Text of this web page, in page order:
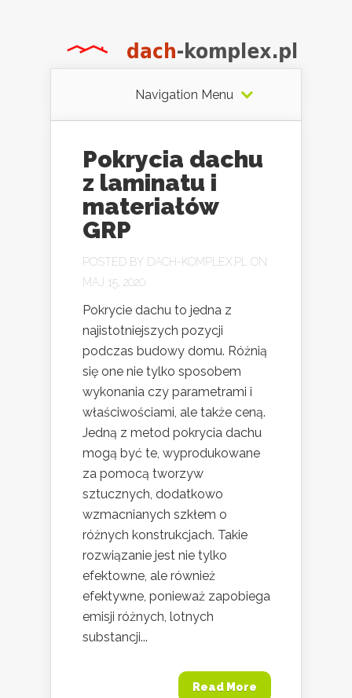
Navigation Menu
Pokrycia dachu
z laminatu i
materiałów
GRP
POSTED BY DACH-KOMPLEX.PL
ON
MAJ 15, 2020
Pokrycie dachu to jedna z
najistotniejszych pozycji
podczas budowy domu. Różnią
się one nie tylko sposobem
wykonania czy parametrami i
właściwościami, ale także ceną.
Jedną z metod pokrycia dachu
mogą być te, wyprodukowane
za pomocą tworzyw
sztucznych, dodatkowo
wzmacnianych szkłem o
różnych konstrukcjach. Takie
rozwiązanie jest nie tylko
efektowne, ale również
efektywne, ponieważ zapobiega
emisji różnych, lotnych
substancji...
Read More